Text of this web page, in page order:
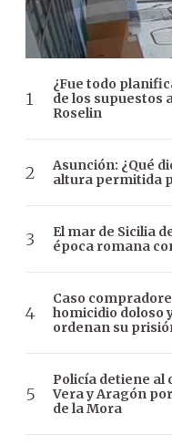
¿Fue todo
de los supuestos
Roselin
Asunción: ¿Qué
altura permitida
El mar de Sicilia
época romana
Caso
homicidio doloso
ordenan su
Policía detiene al
Vera y Aragón
de la Mora